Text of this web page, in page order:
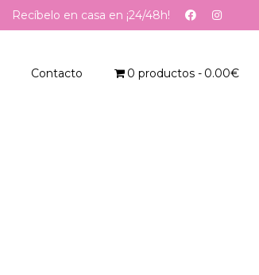
Recíbelo en casa en ¡24/48h!
Contacto 0 productos 0.00€